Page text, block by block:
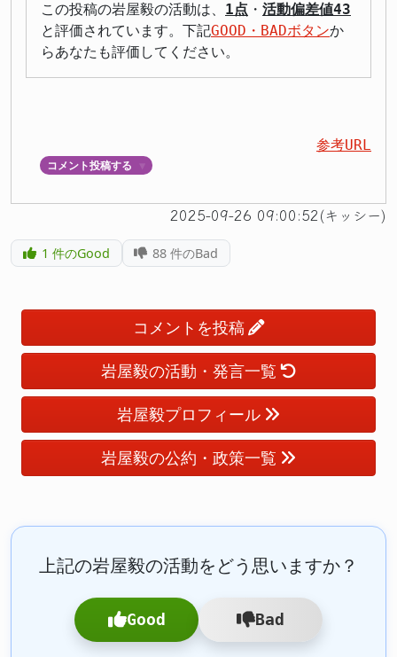
この投稿の岩屋毅の活動は、 1点 ・ 活動偏差値43
と評価されています。下記GOOD・BADボタンか
らあなたも評価してください。
参考URL
コメント投稿する ▼
2025-09-26 09:00:52(キッシー)
1 件のGood 88 件のBad
コメントを投稿
岩屋毅の活動・発言一覧
岩屋毅プロフィール
岩屋毅の公約・政策一覧
上記の岩屋毅の活動をどう思いますか？
Good Bad